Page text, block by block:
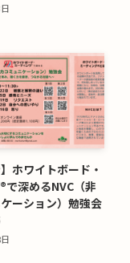
ホワイトボード・
で深めるNVC（非
ーション）勉強会